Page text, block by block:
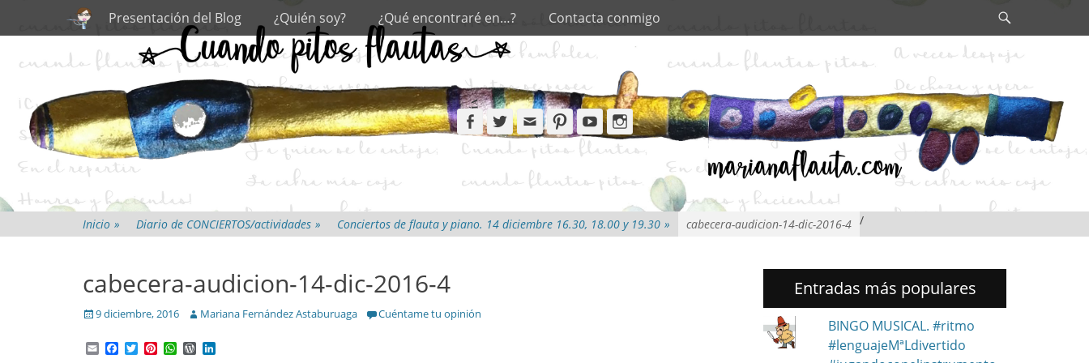
Skip
to
content
Primary Menu
Presentación del Blog ¿Quién soy? ¿Qué encontraré en…? Contacta conmigo
Facebook
TwitterEmailPinterestYouTubeInstagram
Inicio » Diario de CONCIERTOS/actividades » /
Conciertos de flauta y piano. 14 diciembre 16.30, 18.00 y 19.30 » cabecera-audicion-14-dic-2016-4
cabecera-audicion-14-dic-2016-4
Posted
9 diciembre, 2016 Author
Mariana Fernández Astaburuaga Cuéntame tu opinión
EmailFacebook
TwitterPinterest
WhatsApp
WordPress
Entradas más populares
BINGO MUSICAL. #ritmo
#lenguajeMªLdivertido